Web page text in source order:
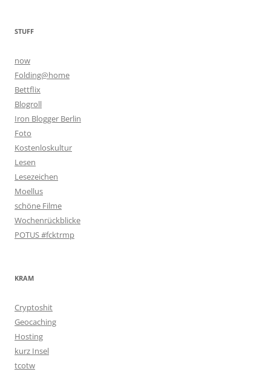
STUFF
now
Folding@home
Bettflix
Blogroll
Iron Blogger Berlin
Foto
Kostenloskultur
Lesen
Lesezeichen
Moellus
schöne Filme
Wochenrückblicke
POTUS #fcktrmp
KRAM
Cryptoshit
Geocaching
Hosting
kurz Insel
tcotw